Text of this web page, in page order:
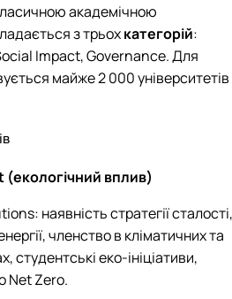
академічною
з трьохкатегорій:
Impact, Governance. Для
майже 2 000 університетів
(екологічний вплив)
наявність стратегії сталості,
членство в кліматичних та
студентські еко‑ініціативи,
Net Zero.